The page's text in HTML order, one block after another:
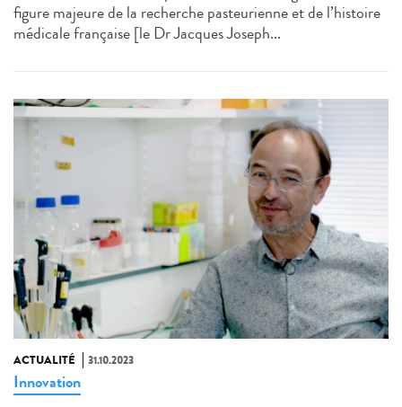
figure majeure de la recherche pasteurienne et de l’histoire
médicale française [le Dr Jacques Joseph...
ACTUALITÉ 31.10.2023
Innovation